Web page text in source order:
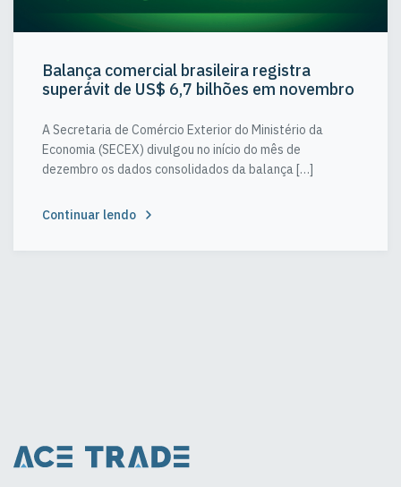
Balança comercial brasileira registra
superávit de US$ 6,7 bilhões em novembro
A Secretaria de Comércio Exterior do Ministério da
Economia (SECEX) divulgou no início do mês de
dezembro os dados consolidados da balança […]
Continuar lendo